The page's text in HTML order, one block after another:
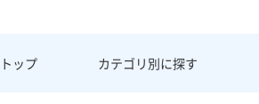
トップ カテゴリ別に探す